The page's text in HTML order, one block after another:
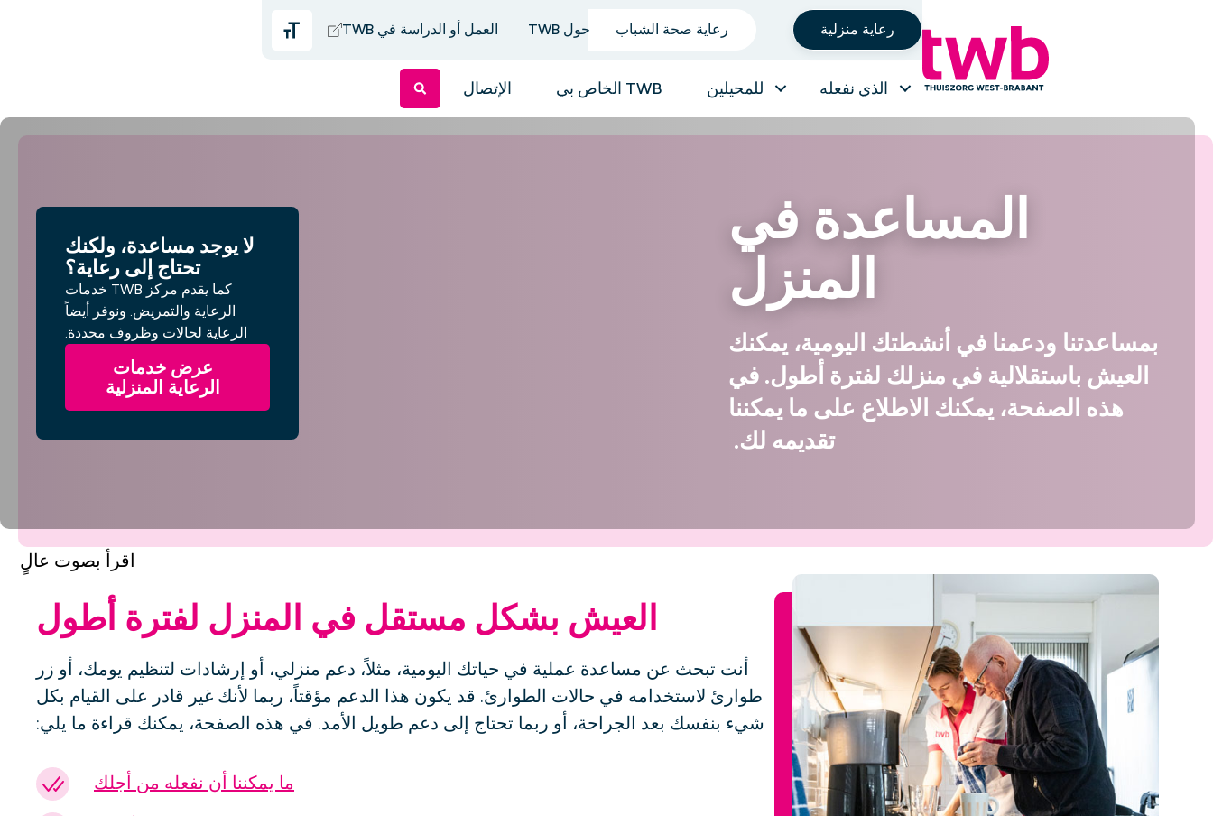
رعاية منزلية رعاية صحة الشباب حول TWB العمل أو الدراسة في TWB
الذي نفعله للمحيلين TWB الخاص بي الإتصال
المساعدة في
المنزل
بمساعدتنا ودعمنا في أنشطتك اليومية، يمكنك
العيش باستقلالية في منزلك لفترة أطول. في
هذه الصفحة، يمكنك الاطلاع على ما يمكننا
تقديمه لك.
لا يوجد مساعدة، ولكنك
تحتاج إلى رعاية؟
كما يقدم مركز TWB خدمات
الرعاية والتمريض. ونوفر أيضاً
الرعاية لحالات وظروف محددة.
عرض خدمات
الرعاية المنزلية
اقرأ بصوت عالٍ
العيش بشكل مستقل في المنزل لفترة أطول
أنت تبحث عن مساعدة عملية في حياتك اليومية، مثلاً، دعم منزلي، أو إرشادات لتنظيم يومك، أو زر
طوارئ لاستخدامه في حالات الطوارئ. قد يكون هذا الدعم مؤقتاً، ربما لأنك غير قادر على القيام بكل
شيء بنفسك بعد الجراحة، أو ربما تحتاج إلى دعم طويل الأمد. في هذه الصفحة، يمكنك قراءة ما يلي:
ما يمكننا أن نفعله من أجلك